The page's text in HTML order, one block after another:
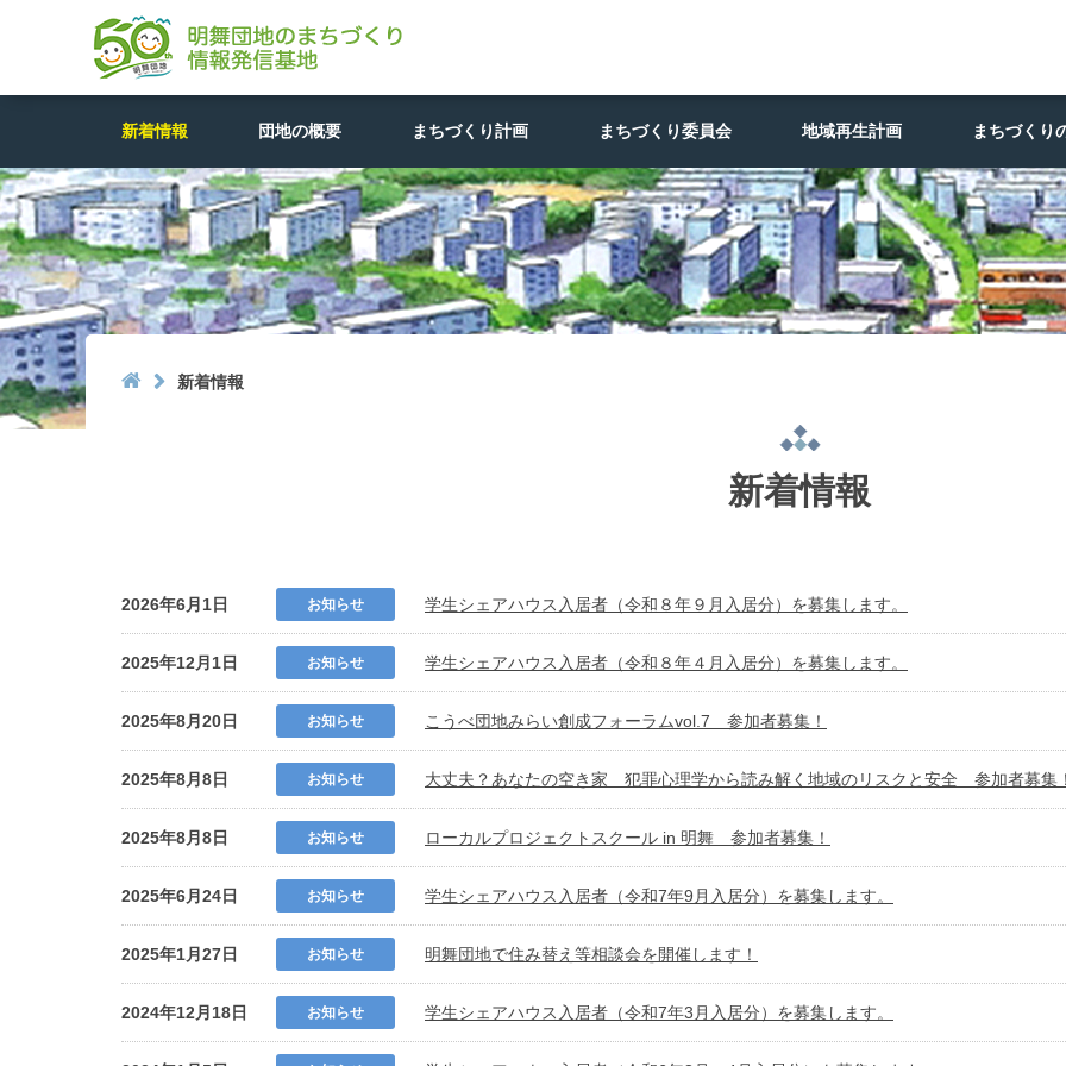
新着情報 団地の概要 まちづくり計画 まちづくり委員会 地域再生計画 まちづくり
 新着情報
新着情報
2026年6月1日 お知らせ 学生シェアハウス入居者（令和８年９月入居分）を募集します。
2025年12月1日 お知らせ 学生シェアハウス入居者（令和８年４月入居分）を募集します。
2025年8月20日 お知らせ こうべ団地みらい創成フォーラムvol.7 参加者募集！
2025年8月8日 お知らせ 大丈夫？あなたの空き家 犯罪心理学から読み解く地域のリスクと安全 参加者募集
2025年8月8日 お知らせ ローカルプロジェクトスクール in 明舞 参加者募集！
2025年6月24日 お知らせ 学生シェアハウス入居者（令和7年9月入居分）を募集します。
2025年1月27日 お知らせ 明舞団地で住み替え等相談会を開催します！
2024年12月18日 お知らせ 学生シェアハウス入居者（令和7年3月入居分）を募集します。